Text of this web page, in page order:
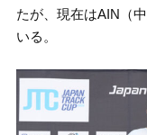
たが、現在はAIN（
いる。